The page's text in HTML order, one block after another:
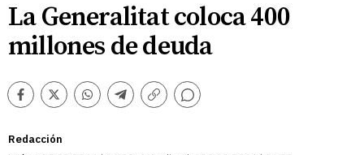
La Generalitat coloca 400
millones de deuda
Facebook
TwitterWhatsappTelegram
Copiar
Comentarios
Redacción